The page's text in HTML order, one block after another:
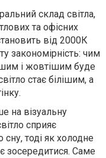
склад світла,
та офісних
від 2000К
закономірність: чим
і жовтішим буде
стає білішим, а
на візуальну
сприяє
тоді як холодне
зосередитися. Саме